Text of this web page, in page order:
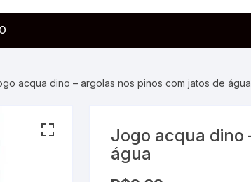
e Microfone
acqua dino – argolas nos pinos com jatos de água
Jogo acqua dino
água